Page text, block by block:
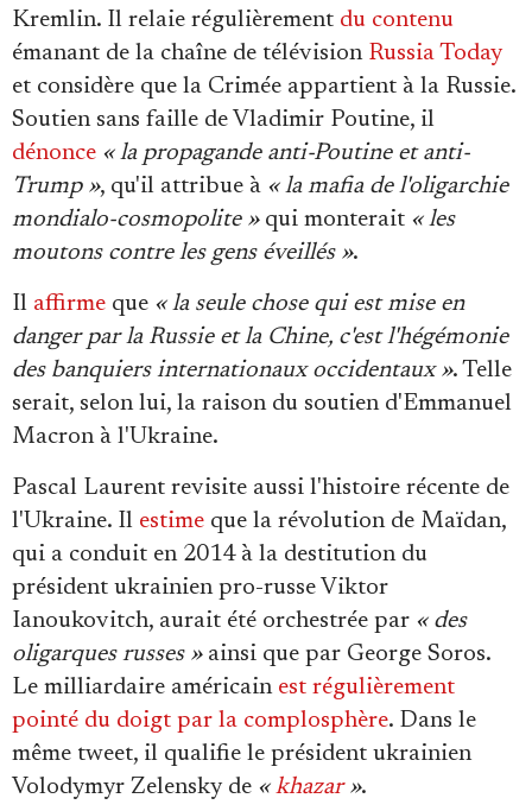
Kremlin. Il relaie régulièrement du contenu
émanant de la chaîne de télévision Russia Today
et considère que la Crimée appartient à la Russie.
Soutien sans faille de Vladimir Poutine, il
dénonce « la propagande anti-Poutine et anti-
Trump », qu'il attribue à « la mafia de l'oligarchie
mondialo-cosmopolite »qui monterait « les
moutons contre les gens éveillés ».
Il affirme que « la seule chose qui est mise en
danger par la Russie et la Chine, c'est l'hégémonie
des banquiers internationaux occidentaux ». Telle
serait, selon lui, la raison du soutien d'Emmanuel
Macron à l'Ukraine.
Pascal Laurent revisite aussi l'histoire récente de
l'Ukraine. Il estime que la révolution de Maïdan,
qui a conduit en 2014 à la destitution du
président ukrainien pro-russe Viktor
Ianoukovitch, aurait été orchestrée par « des
oligarques russes »ainsi que par George Soros.
Le milliardaire américain est régulièrement
pointé du doigt par la complosphère. Dans le
même tweet, il qualifie le président ukrainien
Volodymyr Zelensky de « khazar».